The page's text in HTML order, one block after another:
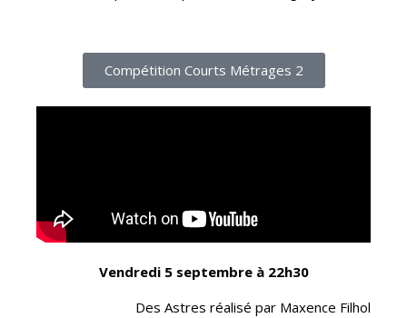
Compétition Courts Métrages 2
Vendredi 5 septembre à 22h30
Des Astres réalisé par Maxence Filhol